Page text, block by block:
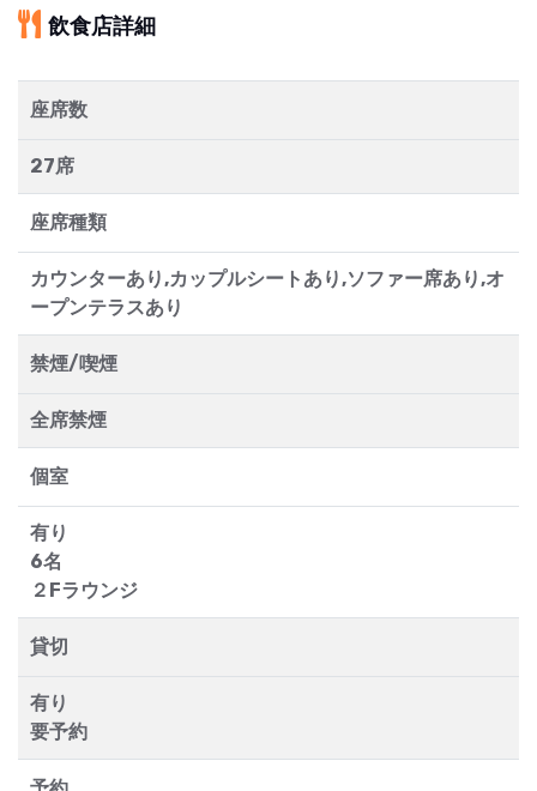
飲食店詳細
座席数
27席
座席種類
カウンターあり,カップルシートあり,ソファー席あり,オ
ープンテラスあり
禁煙/喫煙
全席禁煙
個室
有り
6名
２Fラウンジ
貸切
有り
要予約